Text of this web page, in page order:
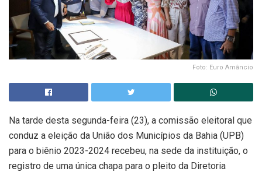
Foto: Euro Amâncio
Na tarde desta segunda-feira (23), a comissão eleitoral que
conduz a eleição da União dos Municípios da Bahia (UPB)
para o biênio 2023-2024 recebeu, na sede da instituição, o
registro de uma única chapa para o pleito da Diretoria